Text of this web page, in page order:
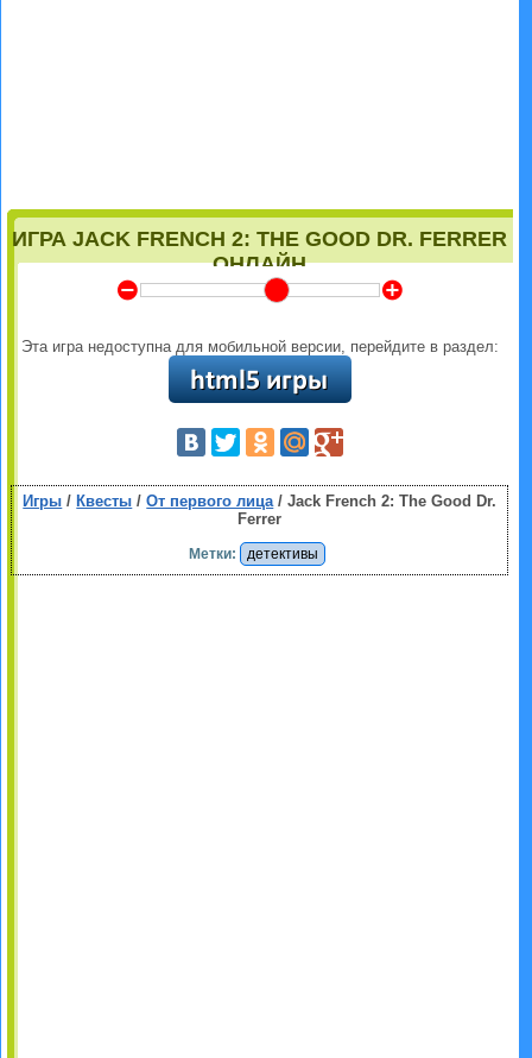
ИГРА JACK FRENCH 2: THE GOOD DR. FERRER
ОНЛАЙН
Y Z
Эта игра недоступна для мобильной версии, перейдите в раздел:
Игры / Квесты /От первого лица/ Jack French 2: The Good Dr.
Ferrer
Метки: детективы